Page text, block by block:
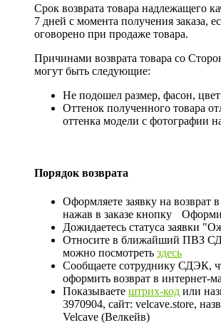
Срок возврата товара надлежащего
7 дней с момента получения заказа,
оговорено при продаже товара.
Причинами возврата товара со
могут быть следующие:
Не подошел размер, фасон,
Оттенок полученного товара
оттенка модели с фотографии
Порядок возврата
Оформляете заявку на возврат
нажав в заказе кнопку
Дожидаетесь статуса заявки
Относите в ближайший ПВЗ
можно посмотреть здесь
Сообщаете сотруднику СДЭК,
оформить возврат в интернет-
Показываете штрих-код или
3970904, сайт: velcave.store,
Velcave (Велкейв)